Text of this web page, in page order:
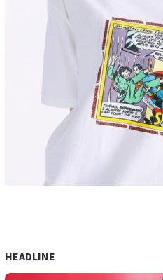
HEADLINE